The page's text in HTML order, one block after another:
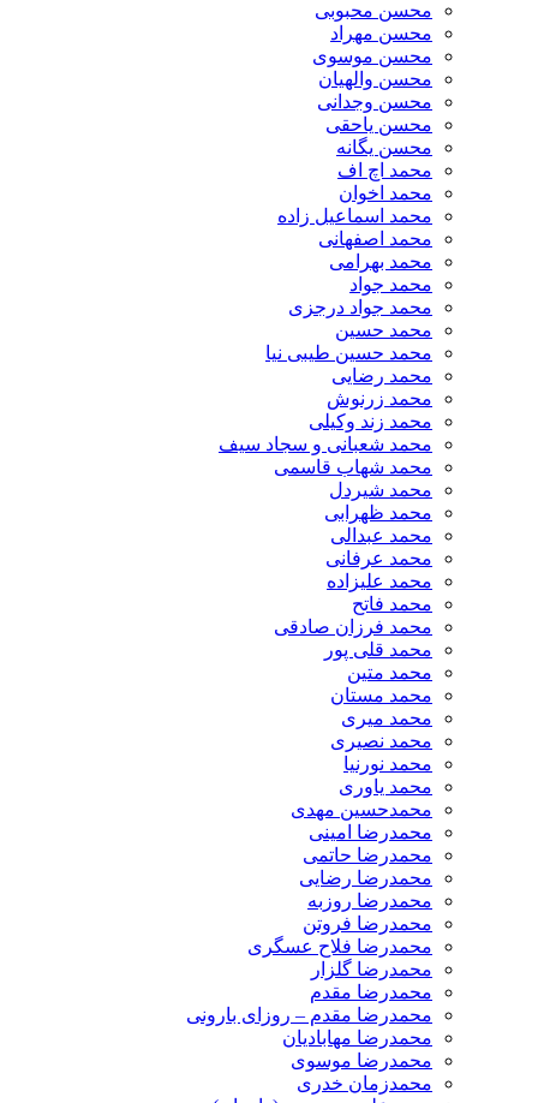
محسن محبوبی
محسن مهراد
محسن موسوی
محسن والهیان
محسن وجدانی
محسن یاحقی
محسن یگانه
محمد اچ اف
محمد اخوان
محمد اسماعیل زاده
محمد اصفهانی
محمد بهرامی
محمد جواد
محمد جواد درجزی
محمد حسین
محمد حسین طیبی نیا
محمد رضایی
محمد زرنوش
محمد زند وکیلی
محمد شعبانی و سجاد سیف
محمد شهاب قاسمی
​محمد شیردل
محمد ظهرابی
محمد عبدالی
محمد عرفانی
محمد علیزاده
محمد فاتح
محمد فرزان صادقی
محمد قلی پور
محمد متین
محمد مستان
محمد میری
محمد نصیری
محمد نورنیا
محمد یاوری
محمدحسین مهدی
محمدرضا امینی
محمدرضا حاتمی
محمدرضا رضایی
محمدرضا روزبه
محمدرضا فروتن
محمدرضا فلاح عسگری
محمدرضا گلزار
محمدرضا مقدم
محمدرضا مقدم – روزای بارونی
محمدرضا مهابادیان
محمدرضا موسوی
محمدزمان خدری